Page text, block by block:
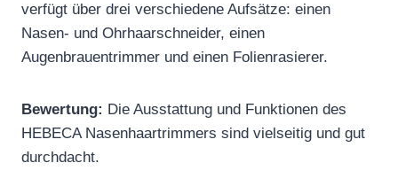
verfügt über drei verschiedene Aufsätze: einen
Nasen- und Ohrhaarschneider, einen
Augenbrauentrimmer und einen Folienrasierer.
Bewertung: Die Ausstattung und Funktionen des
HEBECA Nasenhaartrimmers sind vielseitig und gut
durchdacht.